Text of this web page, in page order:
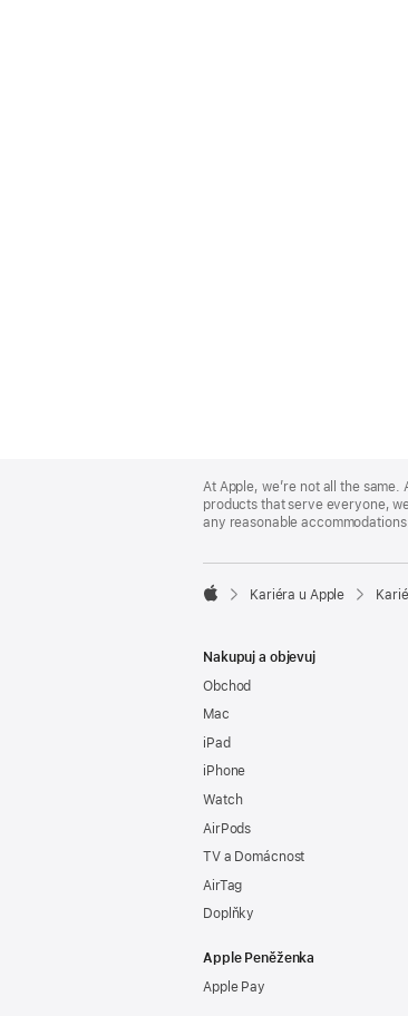
Footer
At Apple, we’re not all the
products that serve everyone,
any reasonable

Kariéra u Apple
Nakupuj a objevuj
Obchod
Mac
iPad
iPhone
Watch
AirPods
TV a Domácnost
AirTag
Doplňky
Apple Peněženka
Apple Pay